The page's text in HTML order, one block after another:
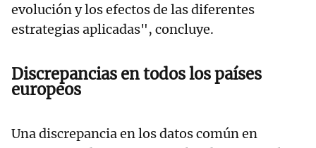
evolución y los efectos de las diferentes
estrategias aplicadas", concluye.
Discrepancias en todos los países
europeos
Una discrepancia en los datos común en